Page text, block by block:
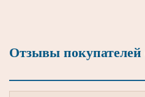
Отзывы покупателей